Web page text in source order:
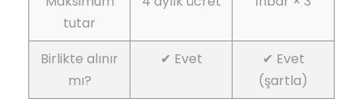
tutar
Birlikte alınır
mı?
✔ Evet
✔ Evet
(şartla)